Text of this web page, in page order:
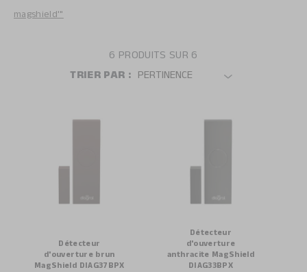
6 PRODUITS SUR 6
TRIER PAR :
Détecteur
d'ouverture brun
MagShield DIAG37BPX
Détecteur
d'ouverture
anthracite MagShield
DIAG33BPX
magshield'"